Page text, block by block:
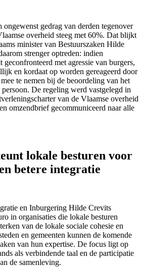
gedrag van derden tegenover
overheid steeg met 60%. Dat blijkt
minister van Bestuurszaken Hilde
strenger optreden: indien
geconfronteerd met agressie van burgers,
en kordaat op worden gereageerd door
te nemen bij de beoordeling van het
De regeling werd vastgelegd in
van de Vlaamse overheid
omzendbrief gecommuniceerd naar alle
lokale besturen voor
betere integratie
en Inburgering Hilde Crevits
in organisaties die lokale besturen
van de lokale sociale cohesie en
en gemeenten kunnen de komende
van hun expertise. De focus ligt op
als verbindende taal en de participatie
de samenleving.